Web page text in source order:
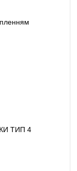
ТИП 4